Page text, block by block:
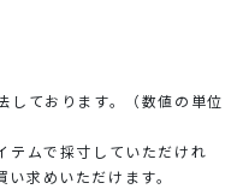
ております。（数値の単位
テムで採寸していただけれ
求めいただけます。